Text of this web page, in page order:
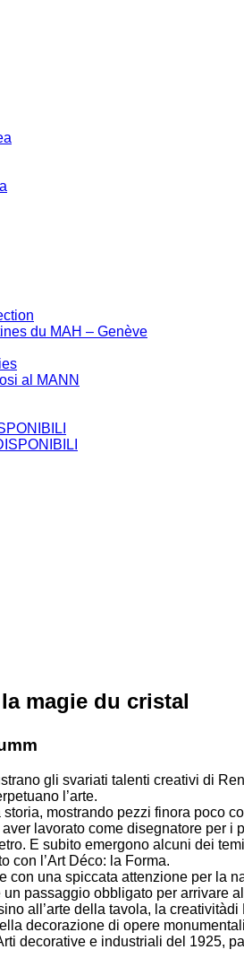
du MAH – Genève
al MANN
magie du cristal
gli svariati talenti creativi di
l’arte.
storia, mostrando pezzi finora poco
lavorato come disegnatore per
E subito emergono alcuni dei
con l’Art Déco: la Forma.
con una spiccata attenzione per la
passaggio obbligato per arrivare
all’arte della tavola, la
decorazione di opere
decorative e industriali del 1925,